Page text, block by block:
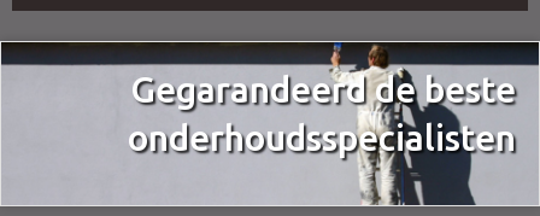
Gegarandeerd de beste
onderhoudsspecialisten